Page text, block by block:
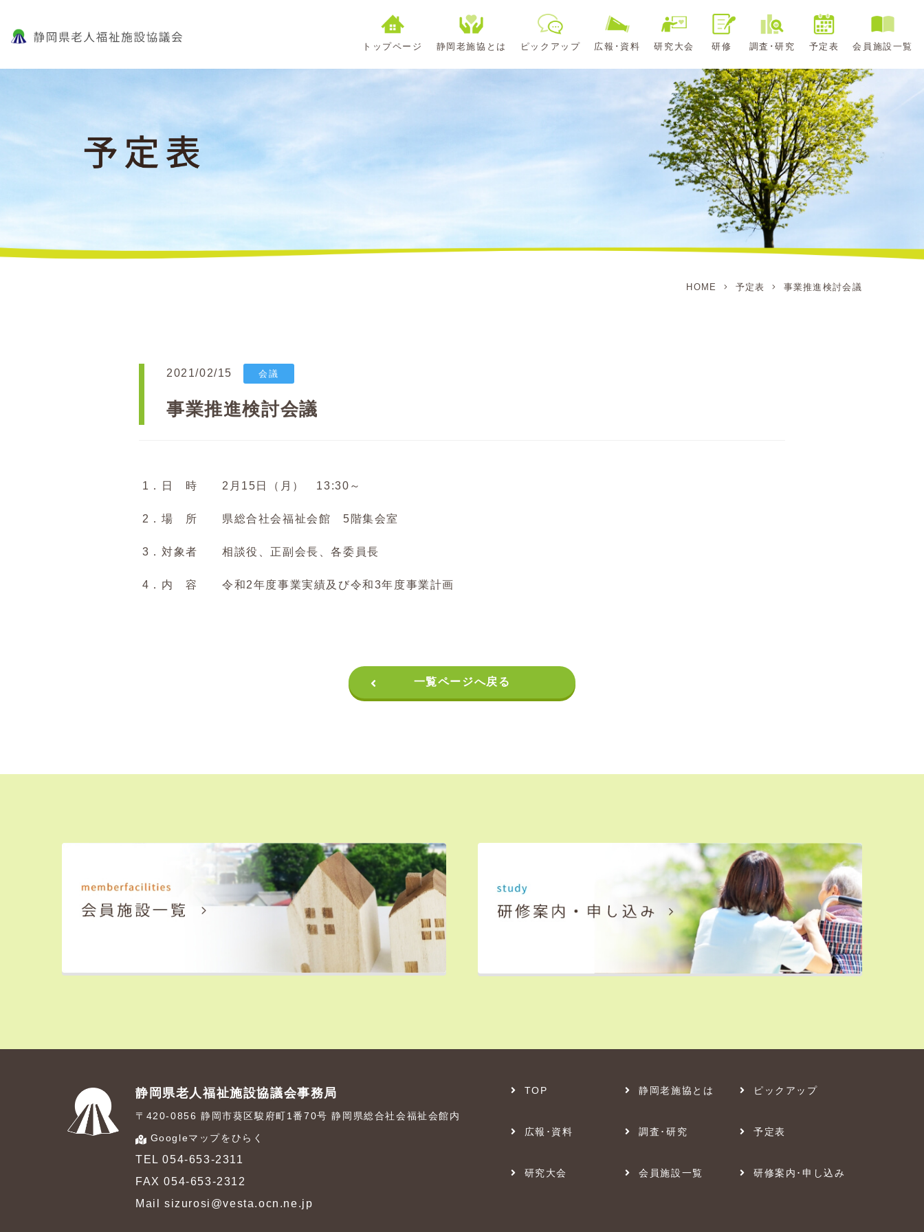
トップページ 静岡老施協とは ピックアップ 広報･資料 研究大会 研修 調査･研究 予定表 会員施設一覧
HOME 予定表 事業推進検討会議
2021/02/15 会議
事業推進検討会議
1．日 時 2月15日（月） 13:30～
2．場 所 県総合社会福祉会館 5階集会室
3．対象者 相談役、正副会長、各委員長
4．内 容 令和2年度事業実績及び令和3年度事業計画
一覧ページへ戻る
TOP 静岡老施協とは ピックアップ
広報･資料 調査･研究 予定表
研究大会 会員施設一覧 研修案内･申し込み
静岡県老人福祉施設協議会事務局
〒420-0856 静岡市葵区駿府町1番70号 静岡県総合社会福祉会館内
Googleマップをひらく
TEL 054-653-2311
FAX 054-653-2312
Mail sizurosi@vesta.ocn.ne.jp